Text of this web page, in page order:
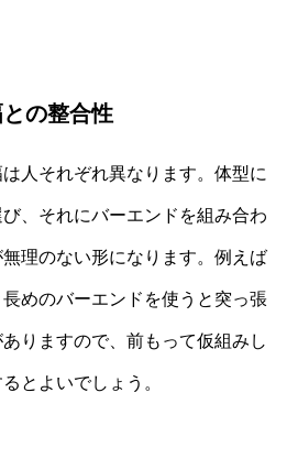
の整合性
人それぞれ異なります。体型に
、それにバーエンドを組み合わ
理のない形になります。例えば
めのバーエンドを使うと突っ張
りますので、前もって仮組みし
とよいでしょう。